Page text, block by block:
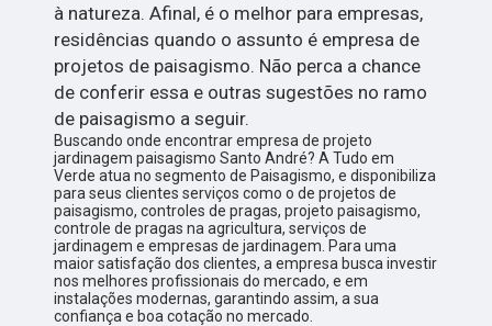
à natureza. Afinal, é o melhor para empresas,
residências quando o assunto é empresa de
projetos de paisagismo. Não perca a chance
de conferir essa e outras sugestões no ramo
de paisagismo a seguir.
Buscando onde encontrar empresa de projeto
jardinagem paisagismo Santo André? A Tudo em
Verde atua no segmento de Paisagismo, e disponibiliza
para seus clientes serviços como o de projetos de
paisagismo, controles de pragas, projeto paisagismo,
controle de pragas na agricultura, serviços de
jardinagem e empresas de jardinagem. Para uma
maior satisfação dos clientes, a empresa busca investir
nos melhores profissionais do mercado, e em
instalações modernas, garantindo assim, a sua
confiança e boa cotação no mercado.